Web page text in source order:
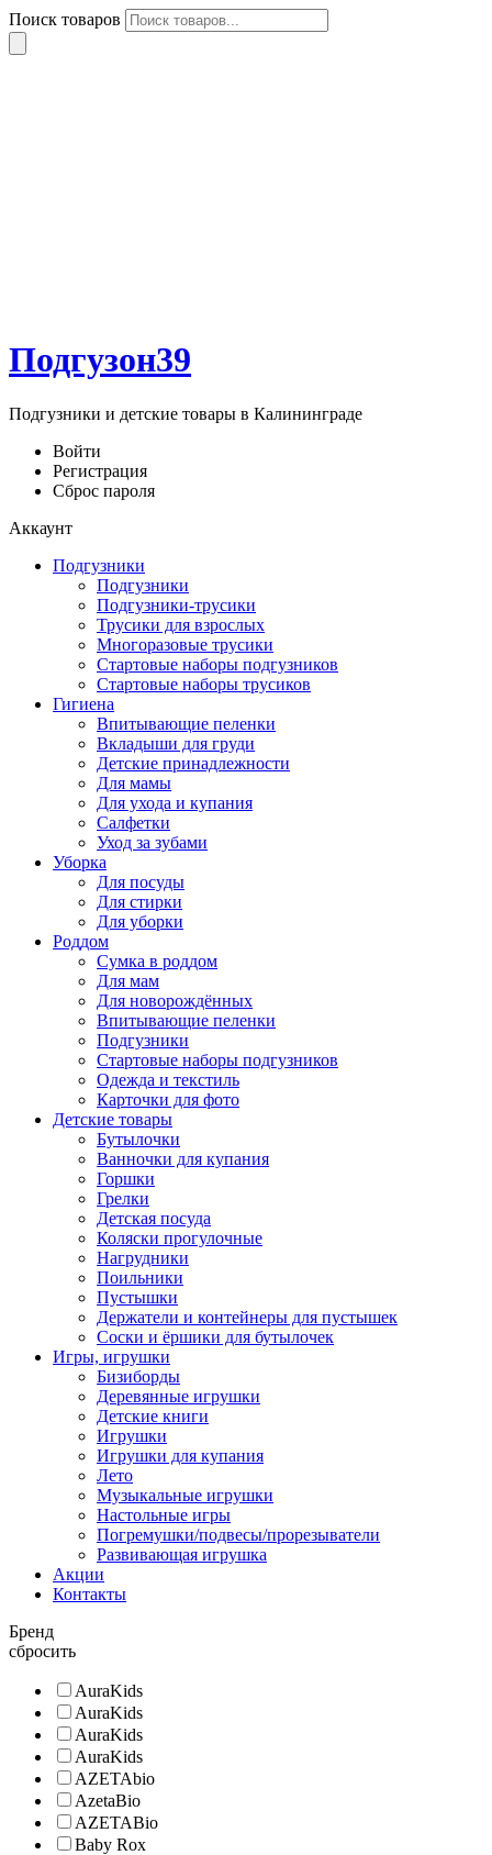
Поиск товаров
Подгузон39
Подгузники и детские товары в Калининграде
Войти
Регистрация
Сброс пароля
Аккаунт
Подгузники
Подгузники
Подгузники-трусики
Трусики для взрослых
Многоразовые трусики
Стартовые наборы подгузников
Стартовые наборы трусиков
Гигиена
Впитывающие пеленки
Вкладыши для груди
Детские принадлежности
Для мамы
Для ухода и купания
Салфетки
Уход за зубами
Уборка
Для посуды
Для стирки
Для уборки
Роддом
Сумка в роддом
Для мам
Для новорождённых
Впитывающие пеленки
Подгузники
Стартовые наборы подгузников
Одежда и текстиль
Карточки для фото
Детские товары
Бутылочки
Ванночки для купания
Горшки
Грелки
Детская посуда
Коляски прогулочные
Нагрудники
Поильники
Пустышки
Держатели и контейнеры для пустышек
Соски и ёршики для бутылочек
Игры, игрушки
Бизиборды
Деревянные игрушки
Детские книги
Игрушки
Игрушки для купания
Лето
Музыкальные игрушки
Настольные игры
Погремушки/подвесы/прорезыватели
Развивающая игрушка
Акции
Контакты
Бренд
сбросить
AuraKids
AuraKids
AuraKids
AuraKids
AZETAbio
AzetaBio
AZETABio
Baby Rox